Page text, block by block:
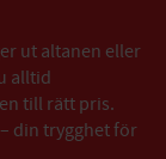
ut altanen eller
alltid
till rätt pris.
din trygghet för